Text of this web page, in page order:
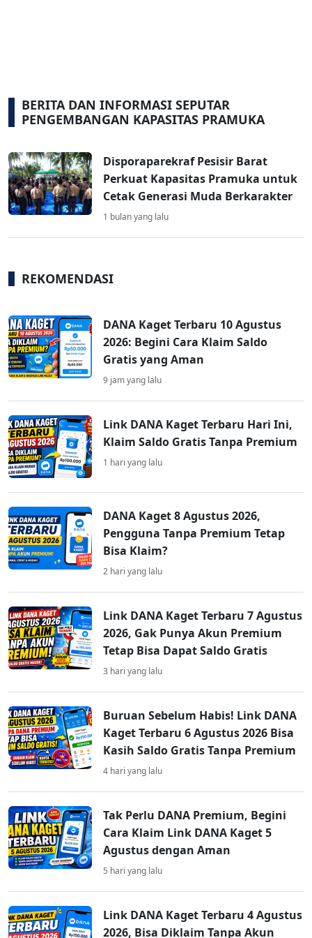
BERITA DAN INFORMASI SEPUTAR
PENGEMBANGAN KAPASITAS PRAMUKA
Disporaparekraf Pesisir Barat
Perkuat Kapasitas Pramuka untuk
Cetak Generasi Muda Berkarakter
1 bulan yang lalu
REKOMENDASI
DANA Kaget Terbaru 10 Agustus
2026: Begini Cara Klaim Saldo
Gratis yang Aman
9 jam yang lalu
Link DANA Kaget Terbaru Hari Ini,
Klaim Saldo Gratis Tanpa Premium
1 hari yang lalu
DANA Kaget 8 Agustus 2026,
Pengguna Tanpa Premium Tetap
Bisa Klaim?
2 hari yang lalu
Link DANA Kaget Terbaru 7 Agustus
2026, Gak Punya Akun Premium
Tetap Bisa Dapat Saldo Gratis
3 hari yang lalu
Buruan Sebelum Habis! Link DANA
Kaget Terbaru 6 Agustus 2026 Bisa
Kasih Saldo Gratis Tanpa Premium
4 hari yang lalu
Tak Perlu DANA Premium, Begini
Cara Klaim Link DANA Kaget 5
Agustus dengan Aman
5 hari yang lalu
Link DANA Kaget Terbaru 4 Agustus
2026, Bisa Diklaim Tanpa Akun